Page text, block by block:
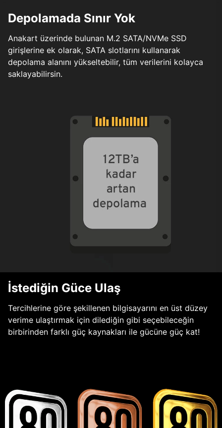
Depolamada Sınır Yok
Anakart üzerinde bulunan M.2 SATA/NVMe SSD
girişlerine ek olarak, SATA slotlarını kullanarak
depolama alanını yükseltebilir, tüm verilerini kolayca
saklayabilirsin.
İstediğin Güce Ulaş
Tercihlerine göre şekillenen bilgisayarını en üst düzey
verime ulaştırmak için dilediğin gibi seçebileceğin
birbirinden farklı güç kaynakları ile gücüne güç kat!